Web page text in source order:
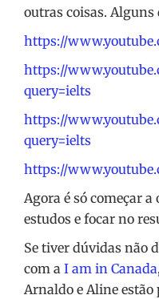
outras coisas. Alguns
https://
https://
query=ielts
https://
query=ielts
https://
Agora é só começar
estudos e focar no
Se tiver dúvidas não
com a I am in Canada
Arnaldo e Aline